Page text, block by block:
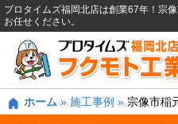
プロタイムズ福岡北店は創業67年！宗
お任せください。
ホーム » 施工事例 » 宗像市稲